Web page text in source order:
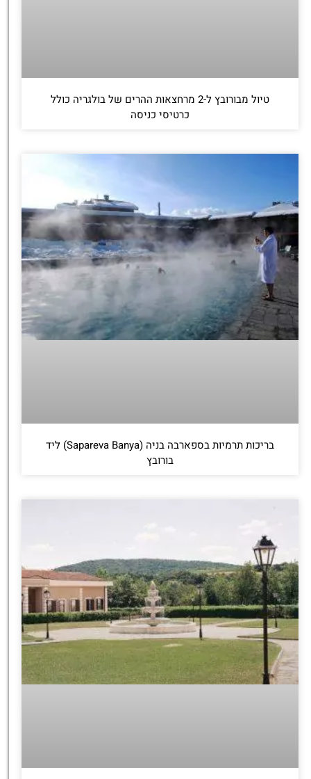
טיול מבורובץ ל-2 מרחצאות ההרים של בולגריה כולל
כרטיסי כניסה
בריכות תרמיות בספארבה בניה (Sapareva Banya) ליד
בורובץ